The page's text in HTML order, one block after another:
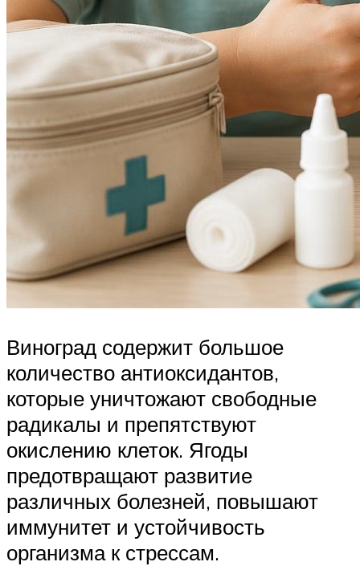
Виноград содержит большое
количество антиоксидантов,
которые уничтожают свободные
радикалы и препятствуют
окислению клеток. Ягоды
предотвращают развитие
различных болезней, повышают
иммунитет и устойчивость
организма к стрессам.